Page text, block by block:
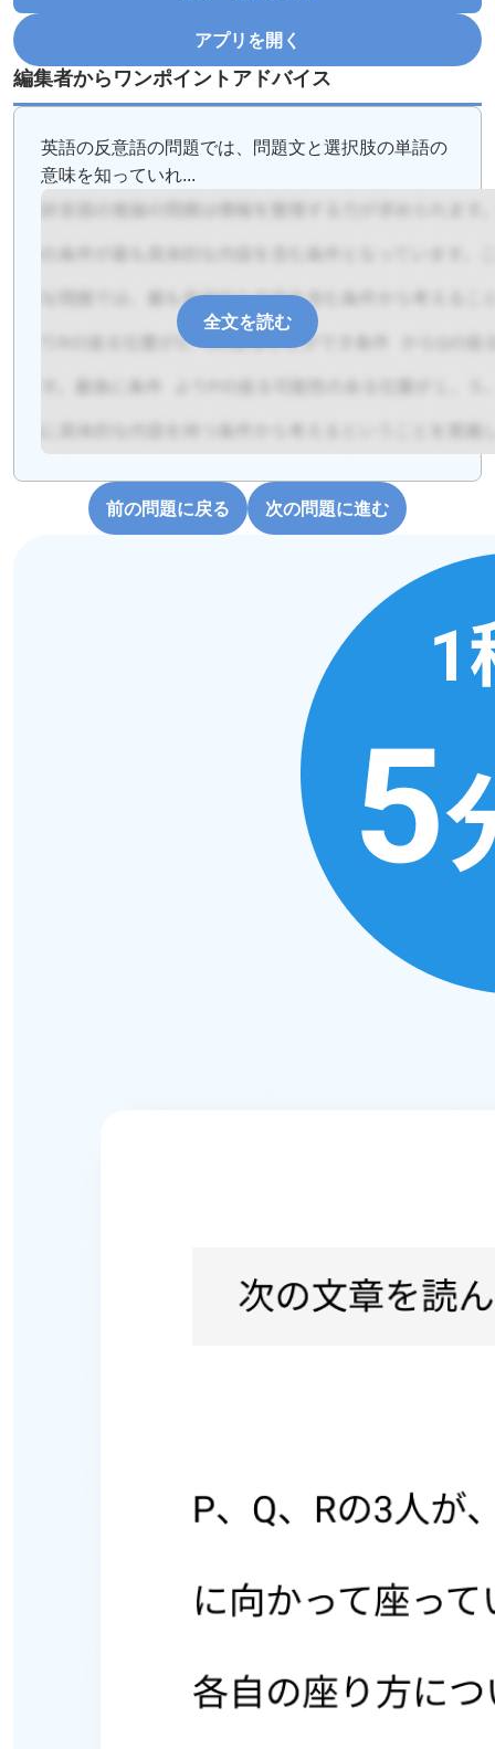
アプリを開く
編集者からワンポイントアドバイス
英語の反意語の問題では、問題文と選択肢の単語の
意味を知っていれ...
全文を読む
前の問題に戻る 次の問題に進む